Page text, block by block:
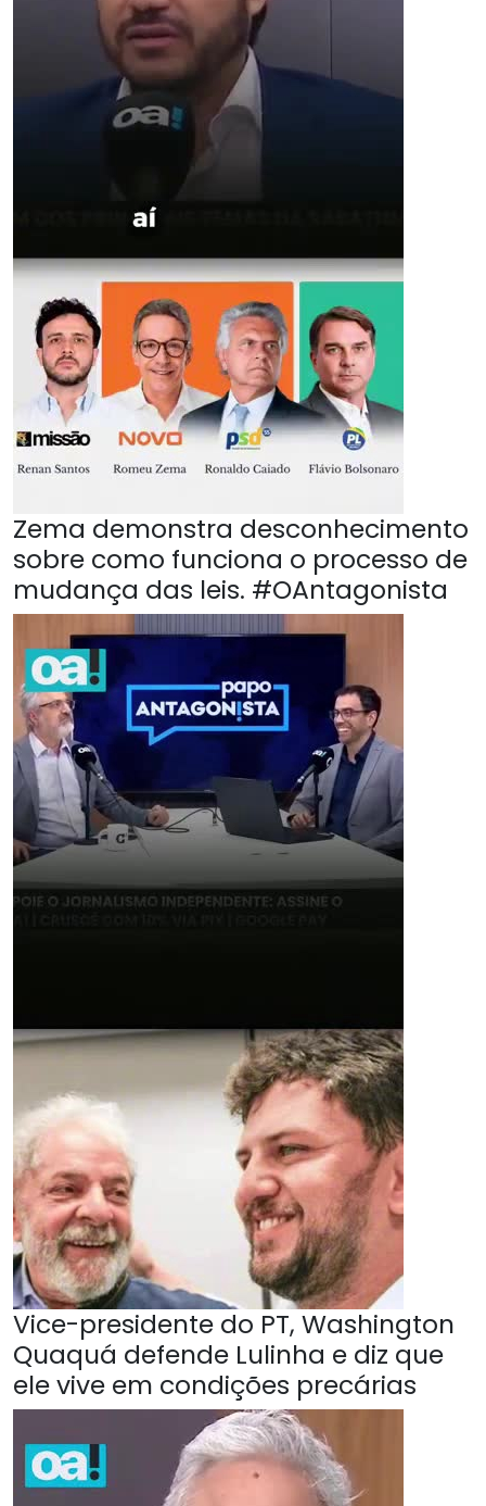
Zema demonstra desconhecimento
sobre como funciona o processo de
mudança das leis. #OAntagonista
Vice-presidente do PT, Washington
Quaquá defende Lulinha e diz que
ele vive em condições precárias